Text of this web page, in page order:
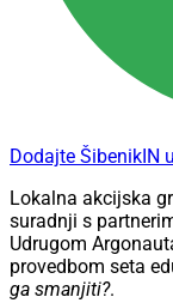
Dodajte ŠibenikIN
Lokalna akcijska
suradnji s
Udrugom
provedbom seta
ga smanjiti?.